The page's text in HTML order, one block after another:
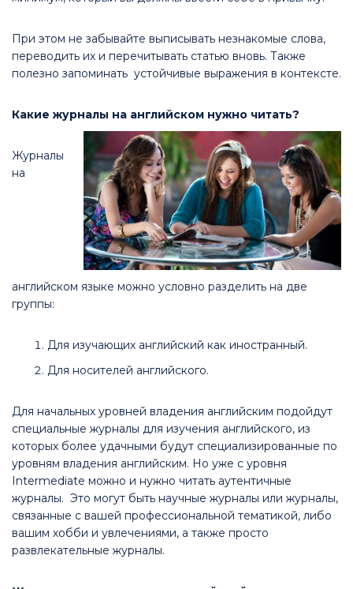
При этом не забывайте выписывать незнакомые слова,
переводить их и перечитывать статью вновь. Также
полезно запоминать устойчивые выражения в контексте.
Какие журналы на английском нужно читать?
Журналы
на
английском языке можно условно разделить на две
группы:
Для изучающих английский как иностранный.
Для носителей английского.
Для начальных уровней владения английским подойдут
специальные журналы для изучения английского, из
которых более удачными будут специализированные по
уровням владения английским. Но уже с уровня
Intermediate можно и нужно читать аутентичные
журналы. Это могут быть научные журналы или журналы,
связанные с вашей профессиональной тематикой, либо
вашим хобби и увлечениями, а также просто
развлекательные журналы.